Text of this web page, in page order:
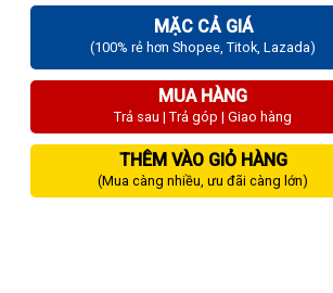
MẶC CẢ GIÁ
(100% rẻ hơn Shopee, Titok, Lazada)
MUA HÀNG
Trả sau | Trả góp | Giao hàng
THÊM VÀO GIỎ HÀNG
(Mua càng nhiều, ưu đãi càng lớn)